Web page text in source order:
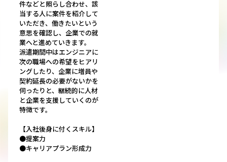
件などと照らし合わせ、該
当する人に案件を紹介して
いただき、働きたいという
意思を確認し、企業での就
業へと進めていきます。
派遣期間中はエンジニアに
次の職場への希望をヒアリ
ングしたり、企業に増員や
契約延長の必要がないかを
伺ったりと、継続的に人材
と企業を支援していくのが
特徴です。
【入社後身に付くスキル】
●提案力
●キャリアプラン形成力